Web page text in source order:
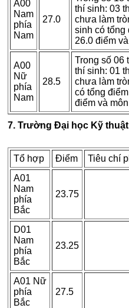
A00
Nam
phía
Nam
27.0
thí sinh: 03
chưa làm
sinh có tổng
26.0 điểm
A00
Nữ
phía
Nam
28.5
Trong số 06
thí sinh: 01
chưa làm
có tổng
điểm và
7. Trường Đại học Kỹ
Tổ hợp Điểm
Tiêu chí
A01
Nam
phía
Bắc
23.75
D01
Nam
phía
Bắc
23.25
A01 Nữ
phía
Bắc
27.5